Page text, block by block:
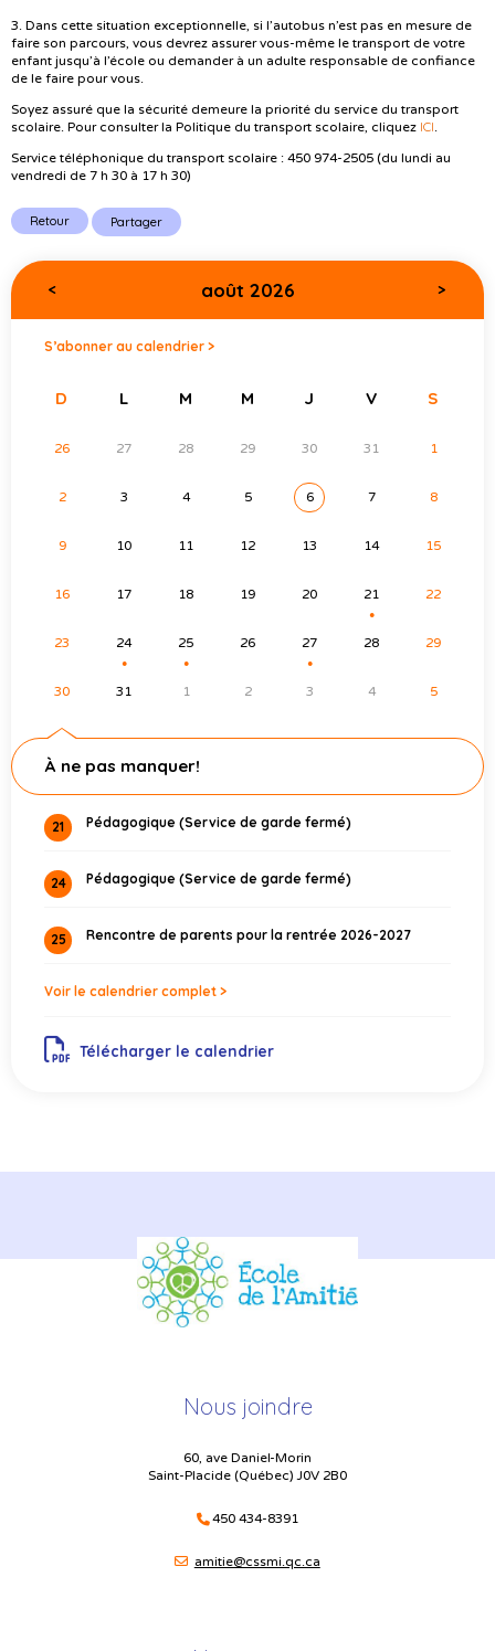
3. Dans cette situation exceptionnelle, si l’autobus n’est pas en mesure de
faire son parcours, vous devrez assurer vous-même le transport de votre
enfant jusqu’à l’école ou demander à un adulte responsable de confiance
de le faire pour vous.
Soyez assuré que la sécurité demeure la priorité du service du transport
scolaire. Pour consulter la Politique du transport scolaire, cliquez ICI.
Service téléphonique du transport scolaire : 450 974-2505 (du lundi au
vendredi de 7 h 30 à 17 h 30)
Retour Partager
< août 2026 >
S’abonner au calendrier >
D L M M J V S
26 27 28 29 30 31 1
2 3 4 5 6 7 8
9 10 11 12 13 14 15
16 17 18 19 20 21
●
22
23 24
●
25
●
26 27
●
28 29
30 31 1 2 3 4 5
À ne pas manquer!
21 Pédagogique (Service de garde fermé)
24 Pédagogique (Service de garde fermé)
25 Rencontre de parents pour la rentrée 2026-2027
Voir le calendrier complet >
Télécharger le calendrier
Nous joindre
60, ave Daniel-Morin
Saint-Placide (Québec) J0V 2B0
450 434-8391
amitie@cssmi.qc.ca